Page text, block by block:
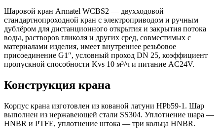
Шаровой кран Armatel WCBS2 — двухходовой
стандартнопроходной кран с электроприводом и ручным
дублёром для дистанционного открытия и закрытия потока
воды, растворов гликоля и других сред, совместимых с
материалами изделия, имеет внутреннее резьбовое
присоединение G1″, условный проход DN 25, коэффициент
пропускной способности Kvs 10 м³/ч и питание AC24V.
Конструкция крана
Корпус крана изготовлен из кованой латуни HPb59-1. Шар
выполнен из нержавеющей стали SS304. Уплотнение шара —
HNBR и PTFE, уплотнение штока — три кольца HNBR.